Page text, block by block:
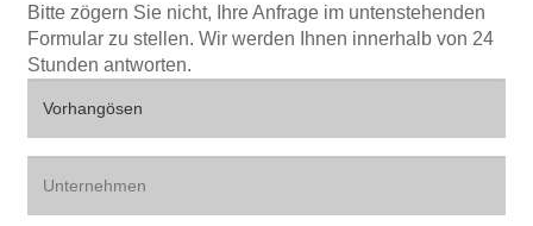
Bitte zögern Sie nicht, Ihre Anfrage im untenstehenden
Formular zu stellen. Wir werden Ihnen innerhalb von 24
Stunden antworten.